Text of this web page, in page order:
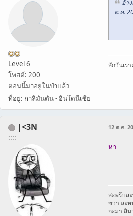
Level 6
โพสต์: 200
ตอนนี้มาอยู่ในป่าแล้ว
ที่อยู่: กาลิมันตัน - อินโดนีเซีย
อ้า
ต.ค.
สักวันเร
|<3N
::::
12 ต.ค.
หา
สะพรึบส
ขวา ละห
กะมา สิ